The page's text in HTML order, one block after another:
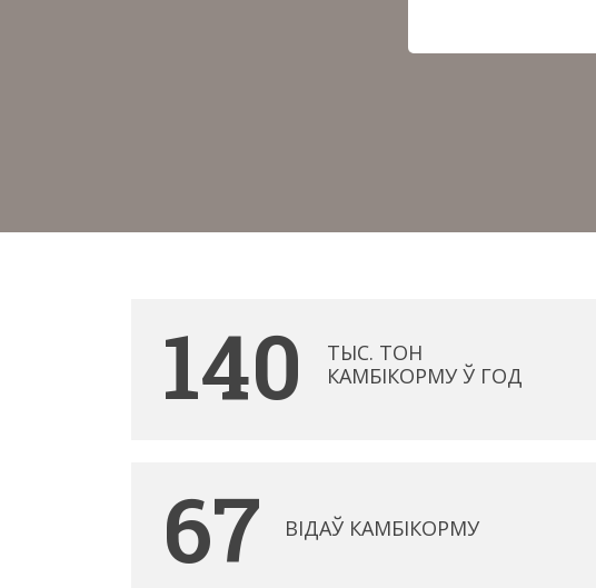
140
ТЫС. ТОН
КАМБІКОРМУ Ў ГОД
67 ВІДАЎ КАМБІКОРМУ